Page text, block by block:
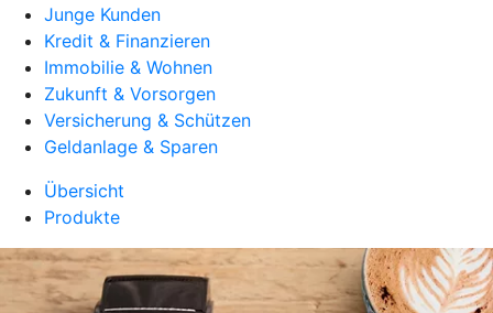
Junge Kunden
Kredit & Finanzieren
Immobilie & Wohnen
Zukunft & Vorsorgen
Versicherung & Schützen
Geldanlage & Sparen
Übersicht
Produkte